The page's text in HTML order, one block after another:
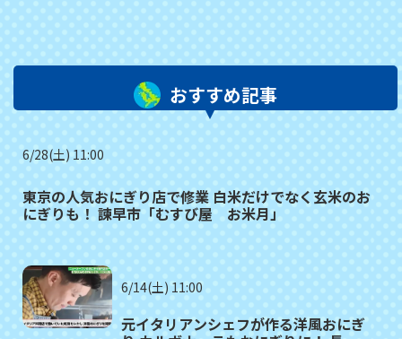
おすすめ記事
6/28(土) 11:00
東京の人気おにぎり店で修業 白米だけでなく玄米のお
にぎりも！ 諫早市「むすび屋 お米月」
6/14(土) 11:00
元イタリアンシェフが作る洋風おにぎ